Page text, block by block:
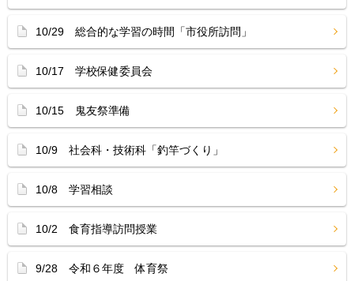
10/29 総合的な学習の時間「市役所訪問」
10/17 学校保健委員会
10/15 鬼友祭準備
10/9 社会科・技術科「釣竿づくり」
10/8 学習相談
10/2 食育指導訪問授業
9/28 令和６年度 体育祭